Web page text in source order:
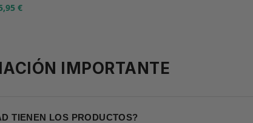
€
IMPORTANTE
TIENEN LOS PRODUCTOS?